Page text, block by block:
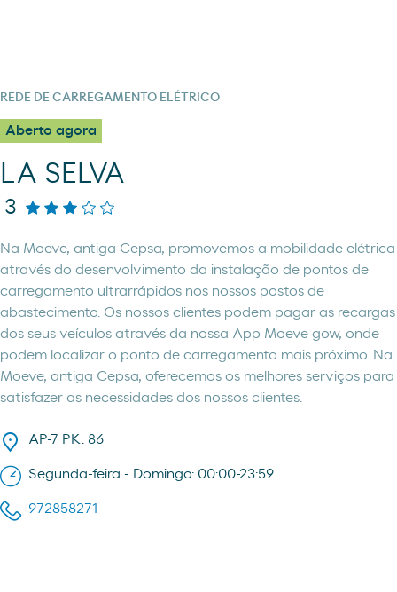
REDE DE CARREGAMENTO ELÉTRICO
Aberto agora
LA SELVA
3
Na Moeve, antiga Cepsa, promovemos a mobilidade elétrica
através do desenvolvimento da instalação de pontos de
carregamento ultrarrápidos nos nossos postos de
abastecimento. Os nossos clientes podem pagar as recargas
dos seus veículos através da nossa App Moeve gow, onde
podem localizar o ponto de carregamento mais próximo. Na
Moeve, antiga Cepsa, oferecemos os melhores serviços para
satisfazer as necessidades dos nossos clientes.
AP-7 PK: 86
Segunda-feira - Domingo: 00:00-23:59
972858271